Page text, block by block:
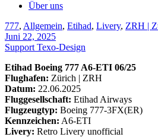
Über uns
777, Allgemein, Etihad, Livery, ZRH |
Juni 22, 2025
Support Texo-Design
Etihad Boeing 777 A6-ETI 06/25
Flughafen: Zürich | ZRH
Datum: 22.06.2025
Fluggesellschaft: Etihad Airways
Flugzeugtyp: Boeing 777-3FX(ER)
Kennzeichen: A6-ETI
Livery: Retro Livery unofficial